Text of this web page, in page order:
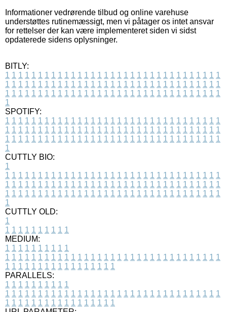
Informationer vedrørende tilbud og online varehuse
understøttes rutinemæssigt, men vi påtager os intet ansvar
for rettelser der kan være implementeret siden vi sidst
opdaterede sidens oplysninger.
BITLY:
1 1 1 1 1 1 1 1 1 1 1 1 1 1 1 1 1 1 1 1 1 1 1 1 1 1 1 1 1 1 1 1 1
1 1 1 1 1 1 1 1 1 1 1 1 1 1 1 1 1 1 1 1 1 1 1 1 1 1 1 1 1 1 1 1 1
1 1 1 1 1 1 1 1 1 1 1 1 1 1 1 1 1 1 1 1 1 1 1 1 1 1 1 1 1 1 1 1 1
1
SPOTIFY:
1 1 1 1 1 1 1 1 1 1 1 1 1 1 1 1 1 1 1 1 1 1 1 1 1 1 1 1 1 1 1 1 1
1 1 1 1 1 1 1 1 1 1 1 1 1 1 1 1 1 1 1 1 1 1 1 1 1 1 1 1 1 1 1 1 1
1 1 1 1 1 1 1 1 1 1 1 1 1 1 1 1 1 1 1 1 1 1 1 1 1 1 1 1 1 1 1 1 1
1
CUTTLY BIO:
1
1 1 1 1 1 1 1 1 1 1 1 1 1 1 1 1 1 1 1 1 1 1 1 1 1 1 1 1 1 1 1 1 1
1 1 1 1 1 1 1 1 1 1 1 1 1 1 1 1 1 1 1 1 1 1 1 1 1 1 1 1 1 1 1 1 1
1 1 1 1 1 1 1 1 1 1 1 1 1 1 1 1 1 1 1 1 1 1 1 1 1 1 1 1 1 1 1 1 1
1
CUTTLY OLD:
1
1 1 1 1 1 1 1 1 1 1
MEDIUM:
1 1 1 1 1 1 1 1 1 1
1 1 1 1 1 1 1 1 1 1 1 1 1 1 1 1 1 1 1 1 1 1 1 1 1 1 1 1 1 1 1 1 1
1 1 1 1 1 1 1 1 1 1 1 1 1 1 1 1 1
PARALLELS:
1 1 1 1 1 1 1 1 1 1
1 1 1 1 1 1 1 1 1 1 1 1 1 1 1 1 1 1 1 1 1 1 1 1 1 1 1 1 1 1 1 1 1
1 1 1 1 1 1 1 1 1 1 1 1 1 1 1 1 1